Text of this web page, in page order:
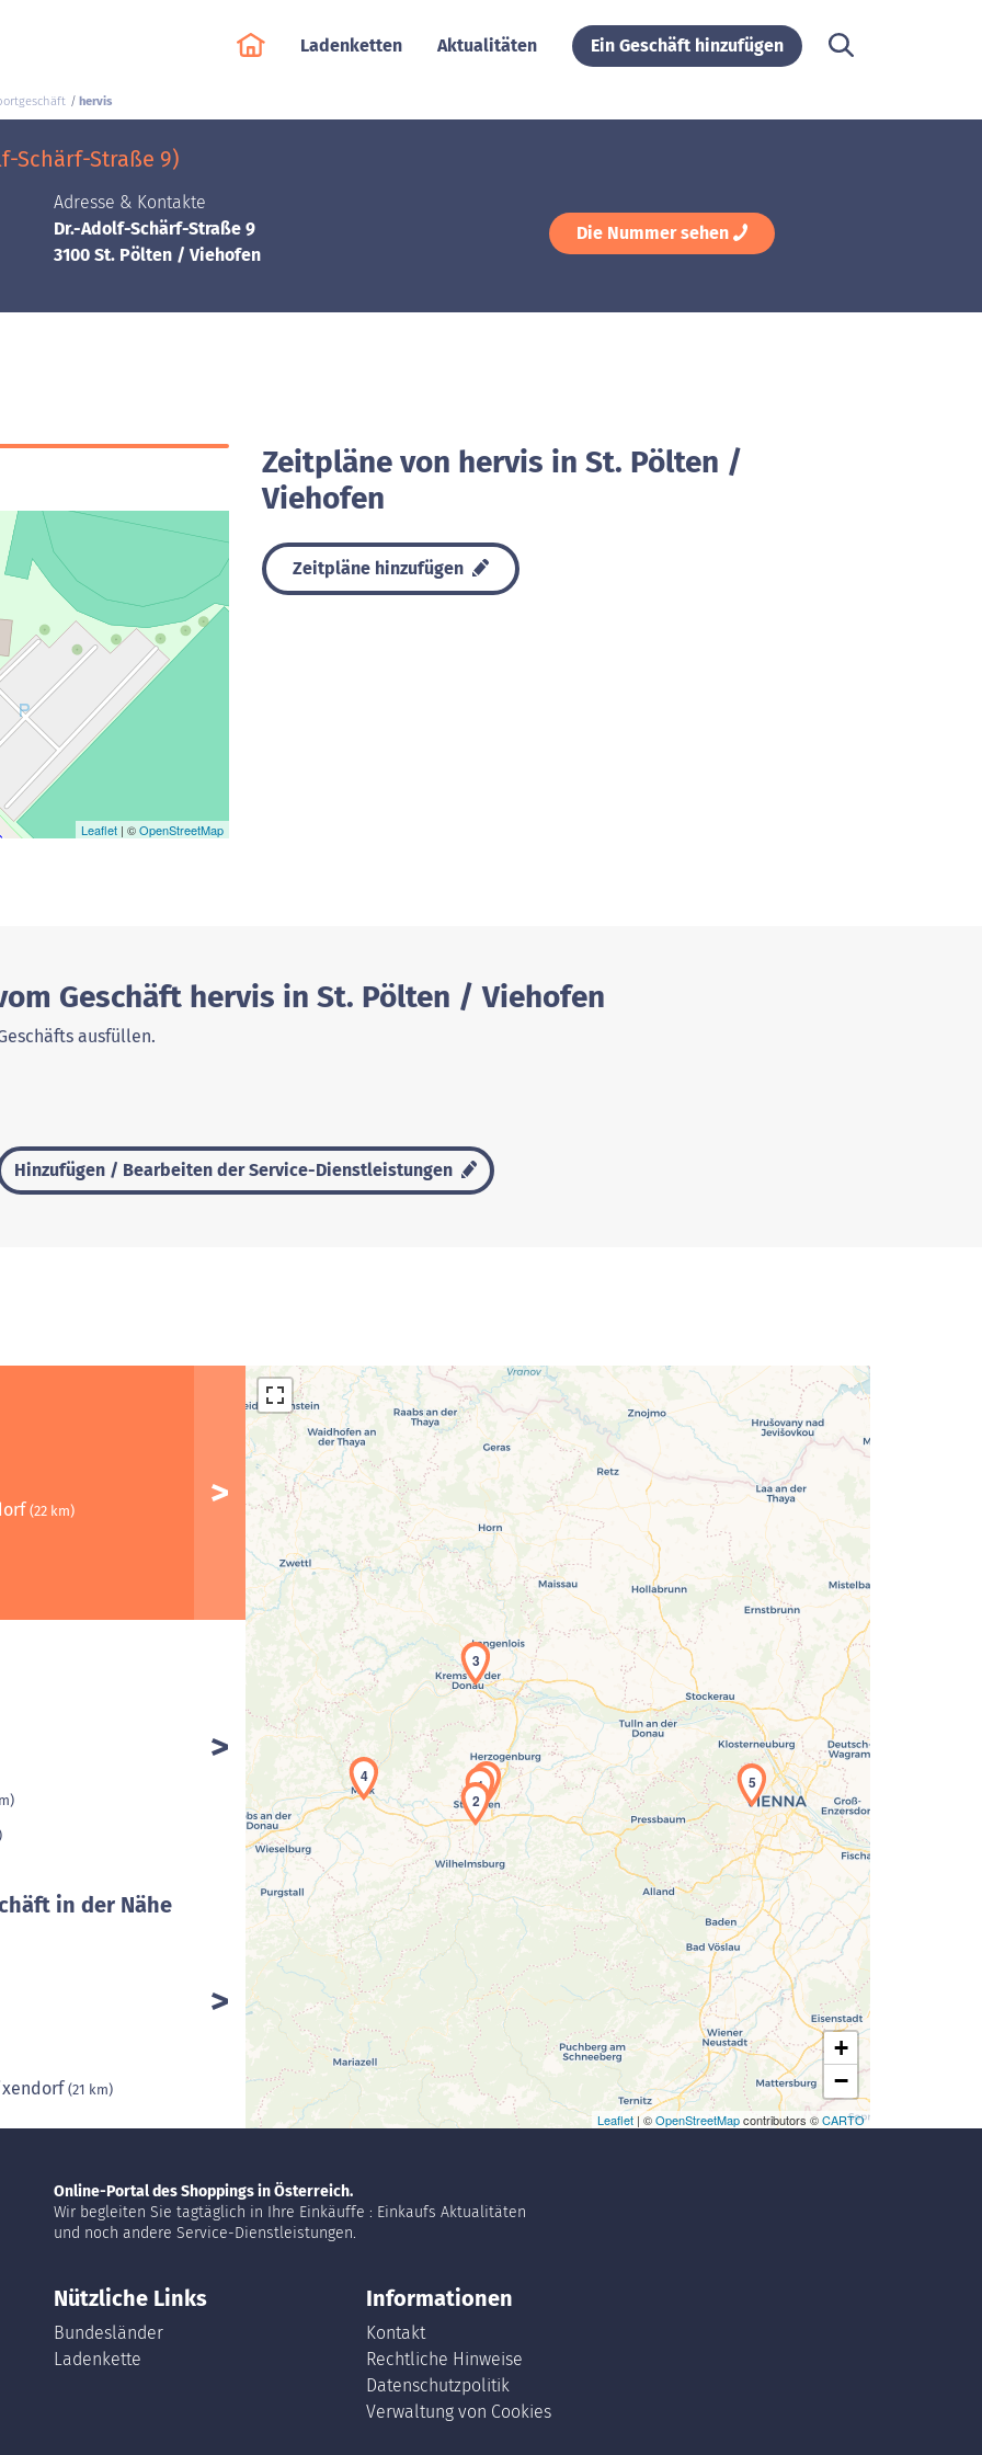
Ladenketten Aktualitäten Ein Geschäft hinzufügen
hervis
Schärf-Straße 9)
Adresse & Kontakte
Dr.-Adolf-Schärf-Straße 9
3100 St. Pölten / Viehofen
Die Nummer sehen
Leaflet | ©OpenStreetMap
Zeitpläne von hervis in St. Pölten /
Viehofen
Zeitpläne hinzufügen
Geschäft hervis in St. Pölten / Viehofen
ausfüllen.
Hinzufügen / Bearbeiten der Service-Dienstleistungen
(22 km)
in der Nähe
(21 km)
Laden der Karte...
1
2
3
4 5
+
−
Leaflet| ©OpenStreetMapcontributors ©CARTO
Online-Portal des Shoppings in Österreich.
Wir begleiten Sie tagtäglich in Ihre Einkäuffe : Einkaufs Aktualitäten
und noch andere Service-Dienstleistungen.
Nützliche Links
Bundesländer
Ladenkette
Informationen
Kontakt
Rechtliche Hinweise
Datenschutzpolitik
Verwaltung von Cookies